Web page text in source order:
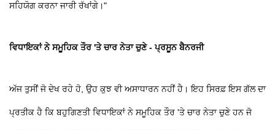
ਸਹਿਯੋਗ ਕਰਨਾ ਜਾਰੀ ਰੱਖਾਂਗੇ।"
ਵਿਧਾਇਕਾਂ ਨੇ ਸਮੂਹਿਕ ਤੌਰ 'ਤੇ ਚਾਰ ਨੇਤਾ ਚੁਣੇ - ਪ੍ਰਸੂਨ ਬੈਨਰਜੀ
ਅੱਜ ਤੁਸੀਂ ਜੋ ਦੇਖ ਰਹੇ ਹੋ, ਉਹ ਕੁਝ ਵੀ ਅਸਾਧਾਰਨ ਨਹੀਂ ਹੈ। ਇਹ ਸਿਰਫ਼ ਇਸ ਗੱਲ ਦਾ
ਪ੍ਰਤੀਕ ਹੈ ਕਿ ਬਹੁਗਿਣਤੀ ਵਿਧਾਇਕਾਂ ਨੇ ਸਮੂਹਿਕ ਤੌਰ 'ਤੇ ਚਾਰ ਨੇਤਾ ਚੁਣੇ ਹਨ ਜੋ